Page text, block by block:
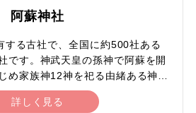
の中で非日常を満喫できる施設で
阿蘇神社
る古社で、全国に約500社ある
です。神武天皇の孫神で阿蘇を開
め家族神12神を祀る由緒ある神社
年から1850年にかけて、熊本藩
れたもので、神殿や楼門などの6
詳しく見る